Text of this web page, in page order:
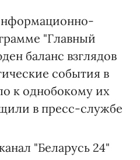
"Главный
баланс взглядов
события в
к однобокому их
в пресс-службе
"Беларусь 24"